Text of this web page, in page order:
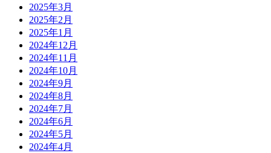
2025年3月
2025年2月
2025年1月
2024年12月
2024年11月
2024年10月
2024年9月
2024年8月
2024年7月
2024年6月
2024年5月
2024年4月